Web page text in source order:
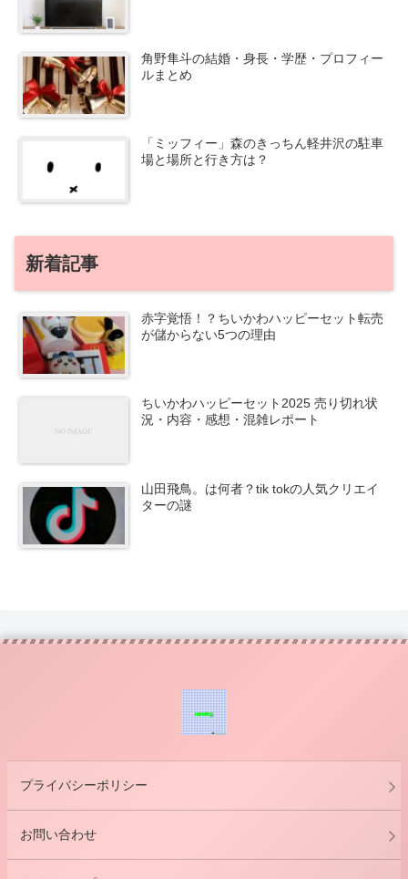
角野隼斗の結婚・身長・学歴・プロフィー
ルまとめ
「ミッフィー」森のきっちん軽井沢の駐車
場と場所と行き方は？
新着記事
赤字覚悟！？ちいかわハッピーセット転売
が儲からない5つの理由
ちいかわハッピーセット2025 売り切れ状
況・内容・感想・混雑レポート
山田飛鳥。は何者？tik tokの人気クリエイ
ターの謎
プライバシーポリシー
お問い合わせ